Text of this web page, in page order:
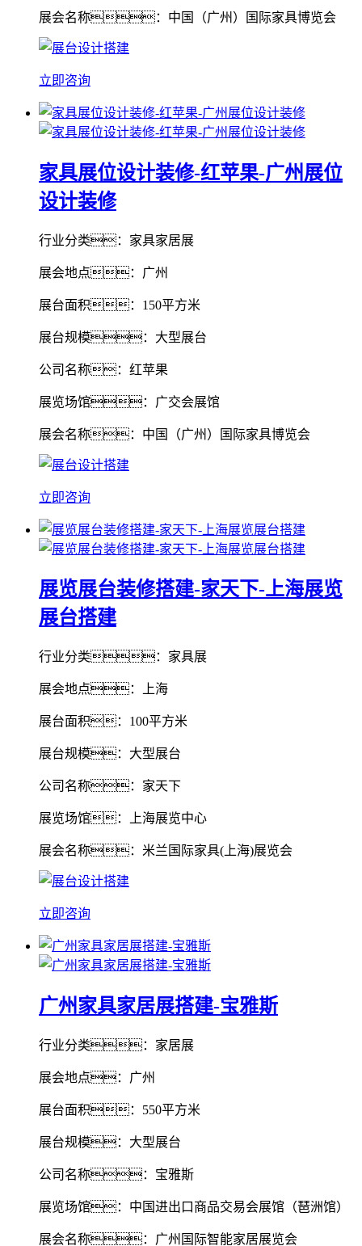
展会名称：中国（广州）国际家具博览会
立即咨询
家具展位设计装修-红苹果-广州展位
设计装修
行业分类：家具家居展
展会地点：广州
展台面积：150平方米
展台规模：大型展台
公司名称：红苹果
展览场馆：广交会展馆
展会名称：中国（广州）国际家具博览会
立即咨询
展览展台装修搭建-家天下-上海展览
展台搭建
行业分类：家具展
展会地点：上海
展台面积：100平方米
展台规模：大型展台
公司名称：家天下
展览场馆：上海展览中心
展会名称：米兰国际家具(上海)展览会
立即咨询
广州家具家居展搭建-宝雅斯
行业分类：家居展
展会地点：广州
展台面积：550平方米
展台规模：大型展台
公司名称：宝雅斯
展览场馆：中国进出口商品交易会展馆（琶洲馆）
展会名称：广州国际智能家居展览会